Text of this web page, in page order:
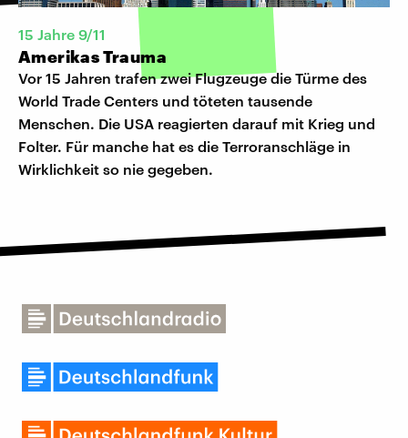
15 Jahre 9/11
Amerikas Trauma
Vor 15 Jahren trafen zwei Flugzeuge die Türme des
World Trade Centers und töteten tausende
Menschen. Die USA reagierten darauf mit Krieg und
Folter. Für manche hat es die Terroranschläge in
Wirklichkeit so nie gegeben.